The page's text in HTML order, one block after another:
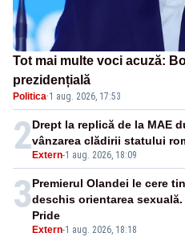
Tot mai multe voci acuză:
prezidențială
Politica·1 aug. 2026, 17:53
2 Extern-1 aug. 2026, 18:09
Drept la replică de la MAE
vânzarea clădirii statului
3
Extern-1 aug. 2026, 18:18
Premierul Olandei le cere
deschis orientarea
Pride